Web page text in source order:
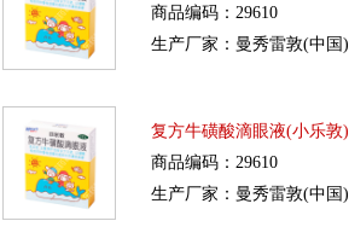
商品编码：29610
生产厂家：曼秀雷敦(中国)
复方牛磺酸滴眼液(小乐敦)
商品编码：29610
生产厂家：曼秀雷敦(中国)